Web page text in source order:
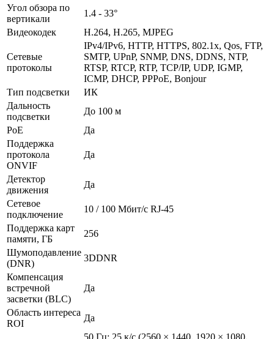
Угол обзора по
вертикали
1.4 - 33°
Видеокодек
H.264, H.265, MJPEG
Сетевые
протоколы
IPv4/IPv6, HTTP, HTTPS, 802.1x, Qos, FTP,
SMTP, UPnP, SNMP, DNS, DDNS, NTP,
RTSP, RTCP, RTP, TCP/IP, UDP, IGMP,
ICMP, DHCP, PPPoE, Bonjour
Тип подсветки
ИК
Дальность
подсветки
До 100 м
PoE
Да
Поддержка
протокола
ONVIF
Да
Детектор
движения
Да
Сетевое
подключение
10 / 100 Mбит/с RJ-45
Поддержка карт
памяти, ГБ
256
Шумоподавление
(DNR)
3DDNR
Компенсация
встречной
засветки (BLC)
Да
Область интереса
ROI
Да
50 Гц: 25 к/с (2560 × 1440, 1920 × 1080,